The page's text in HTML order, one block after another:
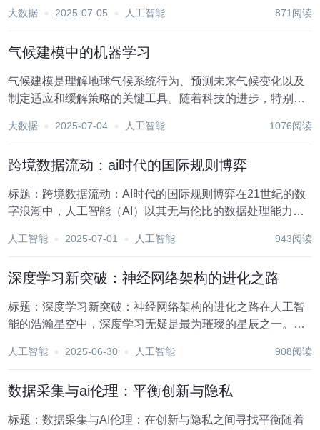
的数据量成正比，即数据越多，模型的表现往往越好。这一
大数据 2025-07-05 人工智能 871阅读
气候建模中的机器学习
气候建模是理解地球气候系统行为、预测未来气候变化以及
制定适应和缓解策略的关键工具。随着科技的进步，特别是
建模领域正经历一场深刻的变革。机器学习作为一种强大的
大数据 2025-07-04 人工智能 1076阅读
跨境数据流动：ai时代的国际规则博弈
标题：跨境数据流动：AI时代的国际规则博弈在21世纪的数
字浪潮中，人工智能（AI）以其无与伦比的数据处理能力和
式。作为AI技术发展的基石，数据已成为新时代的“石油”，其
人工智能 2025-07-01 人工智能 943阅读
深度学习新突破：神经网络架构的进化之路
标题：深度学习新突破：神经网络架构的进化之路在人工智
能的浩瀚星空中，深度学习无疑是最为璀璨的星辰之一。它
们的生活与工作方式。而在这场智能革命的浪潮中，神经网
人工智能 2025-06-30 人工智能 908阅读
数据采集与ai伦理：平衡创新与隐私
标题：数据采集与AI伦理：在创新与隐私之间寻找平衡随着